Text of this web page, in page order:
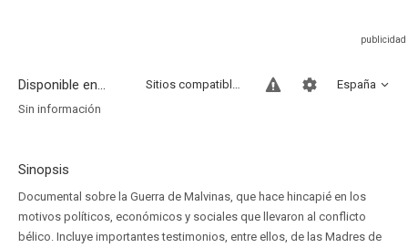
Disponible en... España
Sitios compatibles
Sin información
Sinopsis
Documental sobre la Guerra de Malvinas, que hace hincapié en los
motivos políticos, económicos y sociales que llevaron al conflicto
bélico. Incluye importantes testimonios, entre ellos, de las Madres de